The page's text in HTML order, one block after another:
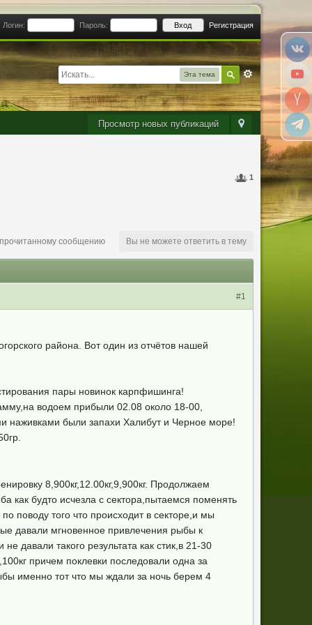
Логин: Пароль: Регистрация
Эта тема
Просмотр новых публикаций
1
Вы не можете ответить в тему
сообщению
#1
района. Вот один из отчётов нашей
пары новинок карпфишинга!
водоем прибыли 02.08 около 18-00,
наживками были запахи Халибут и Черное море!
8,900кг,12.00кг,9,900кг. Продолжаем
как будто исчезла с сектора,пытаемся поменять
поводу того что происходит в секторе,и мы
давали мгновенное привлечения рыбы к
давали такого результата как стик,в 21-30
причем поклевки последовали одна за
именно тот что мы ждали за ночь берем 4